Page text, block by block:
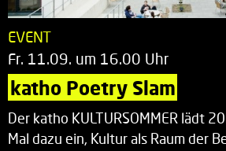
EVENT
Fr. 11.09. um 16.00 Uhr
katho Poetry Slam
Der katho KULTURSOMMER lädt
Mal dazu ein, Kultur als Raum der